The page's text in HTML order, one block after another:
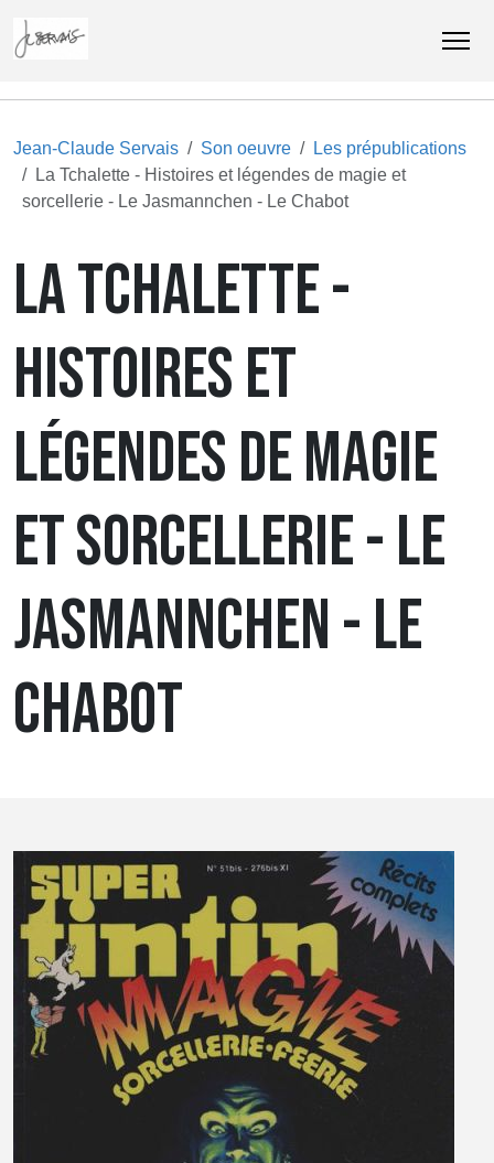
Jean-Claude Servais Son oeuvre
Les prépublications
La Tchalette - Histoires et légendes de magie et
sorcellerie - Le Jasmannchen - Le Chabot
LA TCHALETTE -
HISTOIRES ET
LÉGENDES DE MAGIE
ET SORCELLERIE - LE
JASMANNCHEN - LE
CHABOT